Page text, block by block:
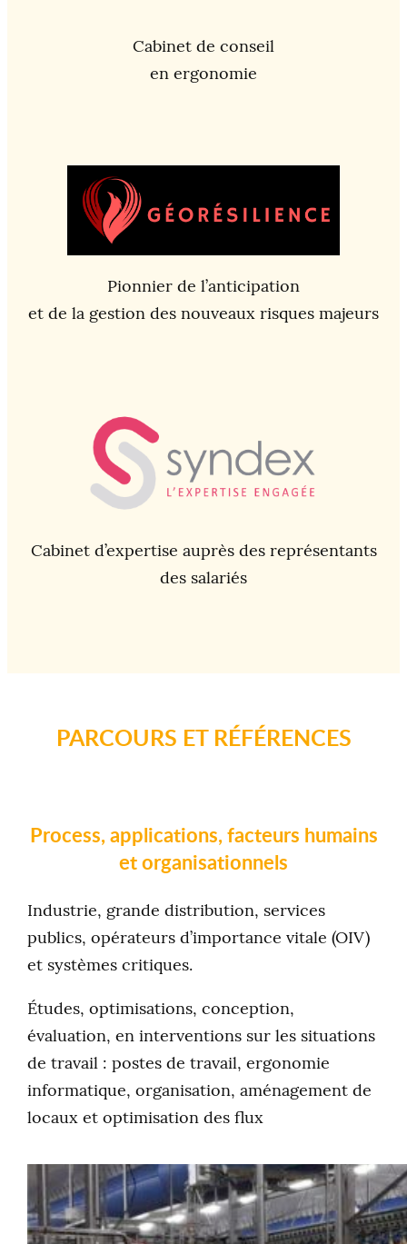
Cabinet de conseil
en ergonomie
Pionnier de l’anticipation
et de la gestion des nouveaux risques majeurs
Cabinet d’expertise auprès des représentants
des salariés
PARCOURS ET RÉFÉRENCES
Process, applications, facteurs humains
et organisationnels
Industrie, grande distribution, services
publics, opérateurs d’importance vitale (OIV)
et systèmes critiques.
Études, optimisations, conception,
évaluation, en interventions sur les situations
de travail : postes de travail, ergonomie
informatique, organisation, aménagement de
locaux et optimisation des flux